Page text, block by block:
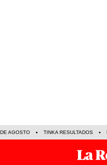
AGOSTO TINKA RESULTADOS